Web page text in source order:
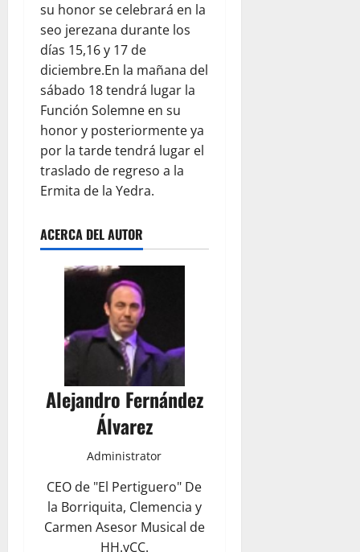
su honor se celebrará en la
seo jerezana durante los
días 15,16 y 17 de
diciembre.En la mañana del
sábado 18 tendrá lugar la
Función Solemne en su
honor y posteriormente ya
por la tarde tendrá lugar el
traslado de regreso a la
Ermita de la Yedra.
ACERCA DEL AUTOR
Alejandro Fernández
Álvarez
Administrator
CEO de "El Pertiguero" De
la Borriquita, Clemencia y
Carmen Asesor Musical de
HH.yCC.